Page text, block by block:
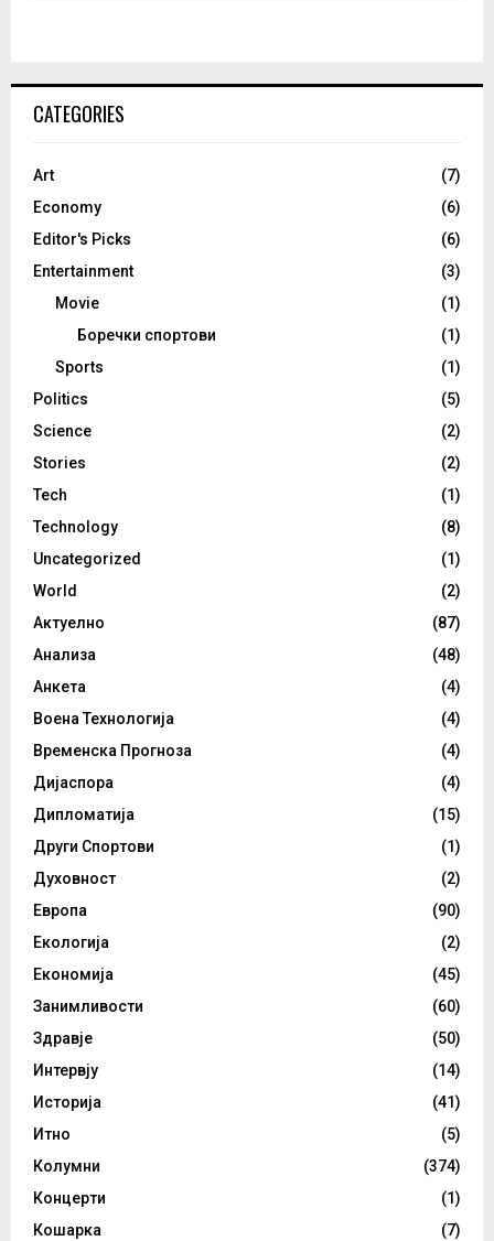
CATEGORIES
Art
(7)
Economy
(6)
Editor's Picks
(6)
Entertainment
(3)
Movie
(1)
Боречки спортови
(1)
Sports
(1)
Politics
(5)
Science
(2)
Stories
(2)
Tech
(1)
Technology
(8)
Uncategorized
(1)
World
(2)
Актуелно
(87)
Анализа
(48)
Анкета
(4)
Воена Технологија
(4)
Временска Прогноза
(4)
Дијаспора
(4)
Дипломатија
(15)
Други Спортови
(1)
Духовност
(2)
Европа
(90)
Екологија
(2)
Економија
(45)
Занимливости
(60)
Здравје
(50)
Интервју
(14)
Историја
(41)
Итно
(5)
Колумни
(374)
Концерти
(1)
Кошарка
(7)